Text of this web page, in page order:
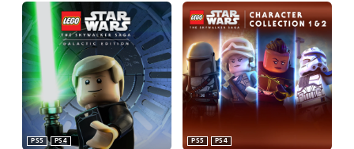
PS5 PS4 PS5 PS4